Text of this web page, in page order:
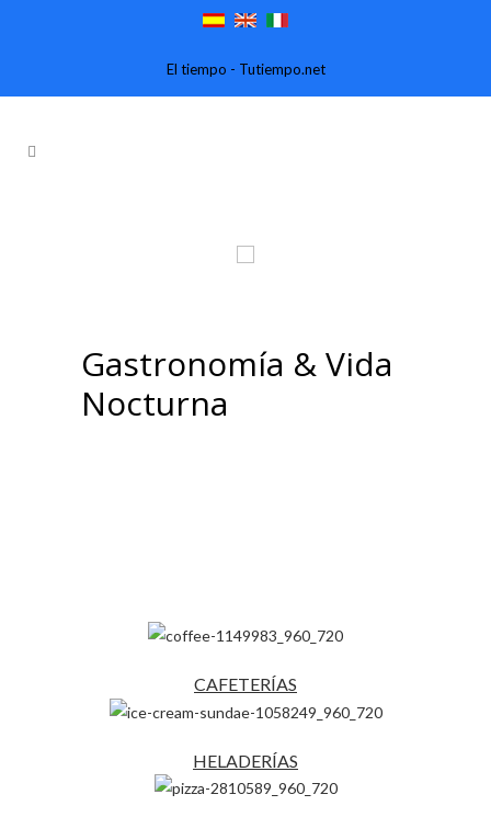
El tiempo - Tutiempo.net
Gastronomía & Vida
Nocturna
CAFETERÍAS
HELADERÍAS